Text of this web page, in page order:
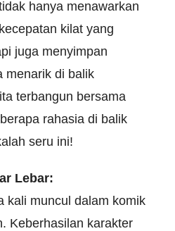
hanya menawarkan
kilat yang
juga menyimpan
menarik di balik
terbangun bersama
rahasia di balik
seru ini!
Lebar:
kali muncul dalam komik
Keberhasilan karakter